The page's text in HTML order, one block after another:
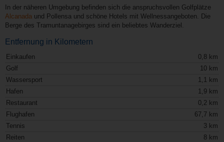
In der näheren Umgebung befinden sich die anspruchsvollen Golfplätze
Alcanada und Pollensa und schöne Hotels mit Wellnessangeboten. Die
Berge des Tramuntanagebirges sind ein beliebtes Wanderziel.
Entfernung in Kilometern
Einkaufen
0,8 km
Golf
10 km
Wassersport
1,1 km
Hafen
1,9 km
Restaurant
0,2 km
Flughafen
67,7 km
Tennis
3 km
Reiten
8 km